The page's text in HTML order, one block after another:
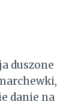
duszone
danie na